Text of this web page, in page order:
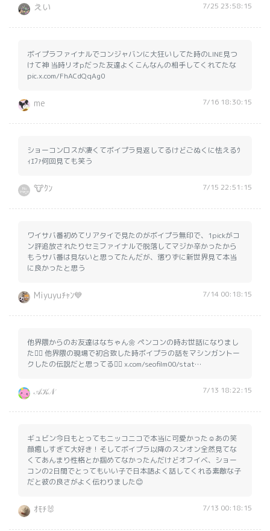
えい 7/25 23:58:15
ボイプラファイナルでコンジャバンに大狂いしてた時のLINE見つ
けて神 当時リオpだった友達よくこんなんの相手してくれてたな
pic.x.com/FhACdQqAg0
me 7/16 18:30:15
ショーコンロスが凄くてボイプラ見返してるけどごぬくに怯えるｳ
ｨｴﾌｧ何回見ても笑う
🐮ｸﾝ 7/15 22:51:15
ワイサバ番初めてリアタイで見たのがボイプラ無印で、1pickがコ
ン評追放されたりセミファイナルで脱落してマジか辛かったから
もうサバ番は見ないと思ってたんだが、懲りずに新世界見て本当
に良かったと思う
Miyuyuﾁｬﾝ💙 7/14 00:18:15
他界隈からのお友達はなちゃん🌼 ペンコンの時お世話になりまし
た🙂‍↕️ 他界隈の現場で初合致した時ボイプラの話をマシンガントー
クしたの伝説だと思ってる☝🏻 x.com/seofilm00/stat…
𝒜𝒦𝒩 7/13 18:22:15
ギュビン今日もとってもニッコニコで本当に可愛かった☺️あの笑
顔癒しすぎて大好き！そしてボイプラ以降のスンオン全然見てな
くてあんまり性格とか掴めてなかったんだけどオフイベ、ショー
コンの2日間でとってもいい子で日本語よく話してくれる素敵な子
だと彼の良さがよく伝わりました😊
ｵﾓﾁ🐰 7/13 00:18:15